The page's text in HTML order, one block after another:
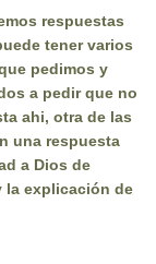
respuestas
tener varios
pedimos y
a pedir que no
ahi, otra de las
una respuesta
a Dios de
la explicación de